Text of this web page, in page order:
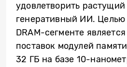
удовлетворить
генеративный ИИ.
DRAM-сегменте
поставок модулей
32 ГБ на базе 10-